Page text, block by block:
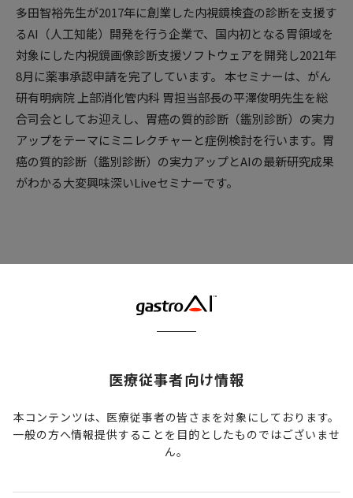
多田智裕先生が2017年に創業した内視鏡検査の診断を支援す
るAI（人工知能）開発を行う企業で、国内初となる胃領域を
対象にした内視鏡画像診断支援ソフトウェアを開発し2021年
8月に薬事承認申請を完了しています。 本セミナーは、がん
研有明病院 上部消化管内科 胃担当部長の平澤俊明先生を総
合司会としてお迎えし、胃癌の質的診断（鑑別診断）の実力
アップをテーマにミニレクチャーと症例検討を行います。胃
癌の質的診断（鑑別診断）の実力アップとAIの最新研究成果
がわかる大変興味深いLiveセミナーです。
医療従事者向け情報
本コンテンツは、医療従事者の皆さまを対象にしております。
一般の方へ情報提供することを目的としたものではございませ
ん。